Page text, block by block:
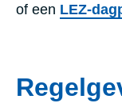
of een LEZ-